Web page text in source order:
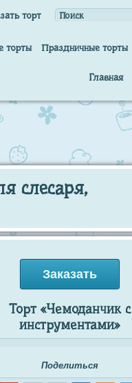
торт
торты Праздничные торты
Главная
слесаря,
Заказать
Торт «Чемоданчик с
инструментами»
Поделиться